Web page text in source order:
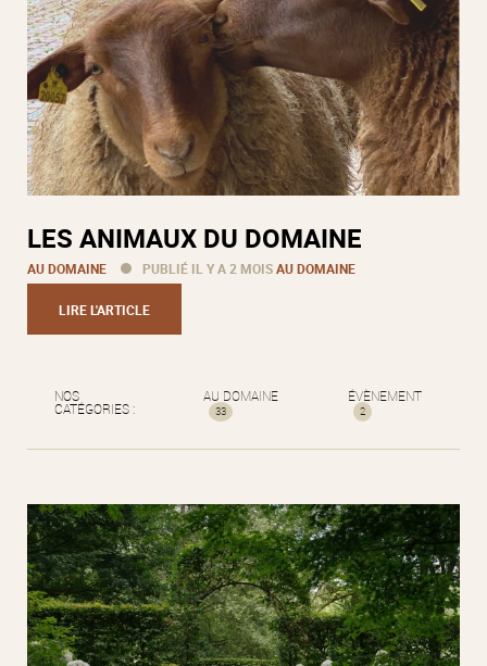
LES ANIMAUX DU DOMAINE
AU DOMAINE PUBLIÉ IL Y A 2 MOISAU DOMAINE
LIRE L'ARTICLE
NOS
CATÉGORIES :
AU DOMAINE
33
ÉVÈNEMENT
2